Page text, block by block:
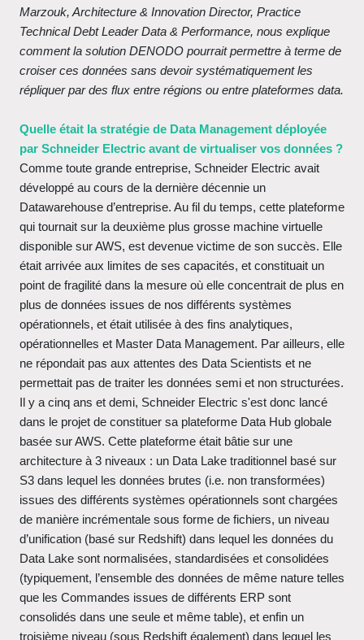
Marzouk, Architecture & Innovation Director, Practice
Technical Debt Leader Data & Performance, nous explique
comment la solution DENODO pourrait permettre à terme de
croiser ces données sans devoir systématiquement les
répliquer par des flux entre régions ou entre plateformes data.
Quelle était la stratégie de Data Management déployée
par Schneider Electric avant de virtualiser vos données ?
Comme toute grande entreprise, Schneider Electric avait
développé au cours de la dernière décennie un
Datawarehouse d’entreprise. Au fil du temps, cette plateforme
qui tournait sur la deuxième plus grosse machine virtuelle
disponible sur AWS, est devenue victime de son succès. Elle
était arrivée aux limites de ses capacités, et constituait un
point de fragilité dans la mesure où elle concentrait de plus en
plus de données issues de nos différents systèmes
opérationnels, et était utilisée à des fins analytiques,
opérationnelles et Master Data Management. Par ailleurs, elle
ne répondait pas aux attentes des Data Scientists et ne
permettait pas de traiter les données semi et non structurées.
Il y a cinq ans et demi, Schneider Electric s'est donc lancé
dans le projet de constituer sa plateforme Data Hub globale
basée sur AWS. Cette plateforme était bâtie sur une
architecture à 3 niveaux : un Data Lake traditionnel basé sur
S3 dans lequel les données brutes (i.e. non transformées)
issues des différents systèmes opérationnels sont chargées
de manière incrémentale sous forme de fichiers, un niveau
d’unification (basé sur Redshift) dans lequel les données du
Data Lake sont normalisées, standardisées et consolidées
(typiquement, l’ensemble des données de même nature telles
que les Commandes issues de différents ERP sont
consolidés dans une seule et même table), et enfin un
troisième niveau (sous Redshift également) dans lequel les